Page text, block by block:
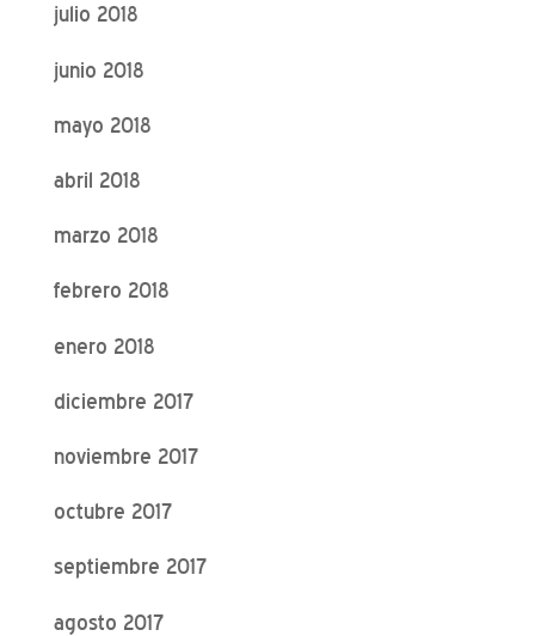
julio 2018
junio 2018
mayo 2018
abril 2018
marzo 2018
febrero 2018
enero 2018
diciembre 2017
noviembre 2017
octubre 2017
septiembre 2017
agosto 2017